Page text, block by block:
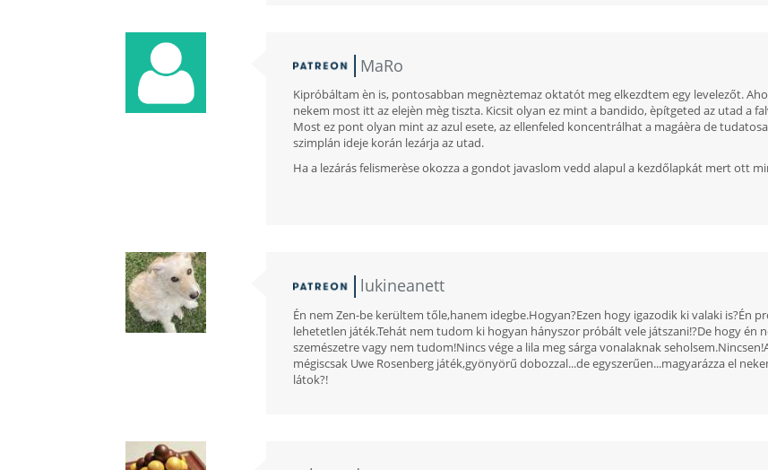
MaRo
Kipróbáltam èn is, pontosabban megnèztemaz oktatót meg elkezdtem egy levelezőt.
nekem most itt az elejèn mèg tiszta. Kicsit olyan ez mint a bandido, èpítgeted az utad a
Most ez pont olyan mint az azul esete, az ellenfeled koncentrálhat a magáèra de
szimplán ideje korán lezárja az utad.
Ha a lezárás felismerèse okozza a gondot javaslom vedd alapul a kezdőlapkát mert ott
lukineanett
Én nem Zen-be kerültem tőle,hanem idegbe.Hogyan?Ezen hogy igazodik ki valaki is?Én
lehetetlen játék.Tehát nem tudom ki hogyan hányszor próbált vele játszani!?De hogy én
szemészetre vagy nem tudom!Nincs vége a lila meg sárga vonalaknak
mégiscsak Uwe Rosenberg játék,gyönyörű dobozzal...de egyszerűen...magyarázza el
látok?!